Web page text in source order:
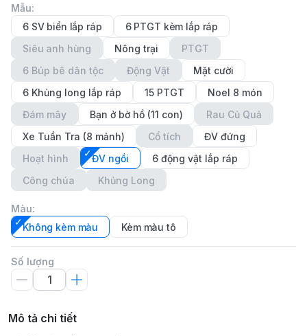
Mẫu:
6 SV biển lắp ráp
6 PTGT kèm lắp ráp
Siêu anh hùng
Nông trại
PTGT
6 Búp bê dân tộc
Động Vật
Mặt cười
6 Khủng long lắp ráp
15 PTGT
Noel 8 món
Đám mây
Bạn ở bờ hồ (11 con)
Rau Củ Quả
Xe Tuần Tra (8 mảnh)
Cổ tích
ĐV đứng
Hoạt hình
ĐV ngồi
6 động vật lắp ráp
Công chúa
Khủng Long
Màu:
Không kèm màu
Kèm màu tô
Số lượng
Mô tả chi tiết